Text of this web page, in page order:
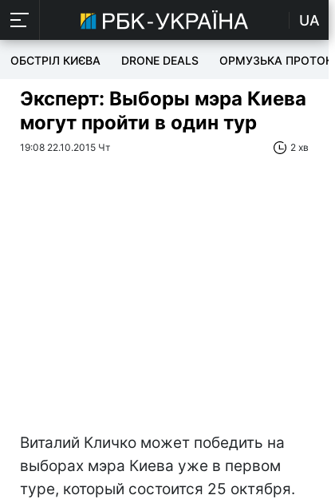
UA
ОБСТРІЛ КИЄВА DRONE DEALS ОРМУЗЬКА ПРОТОКА
Эксперт: Выборы мэра Киева
могут пройти в один тур
19:08 22.10.2015 Чт 2 хв
Виталий Кличко может победить на
выборах мэра Киева уже в первом
туре, который состоится 25 октября.